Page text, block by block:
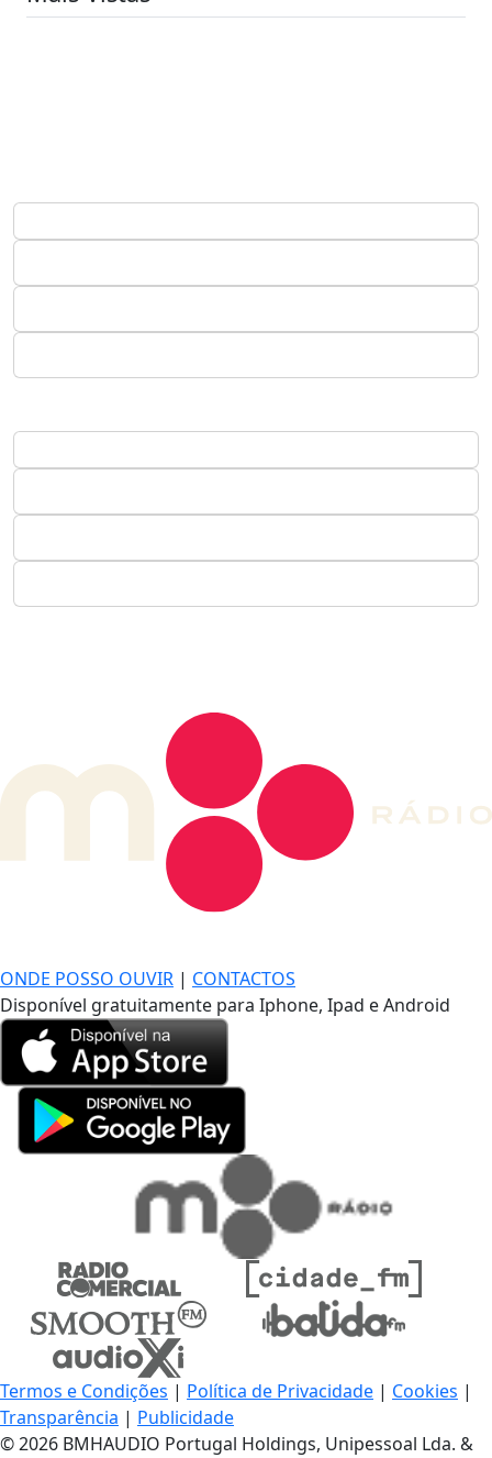
ONDE POSSO OUVIR | CONTACTOS
Disponível gratuitamente para Iphone, Ipad e Android
Termos e Condições | Política de Privacidade | Cookies |
Transparência | Publicidade
© 2026 BMHAUDIO Portugal Holdings, Unipessoal Lda. &